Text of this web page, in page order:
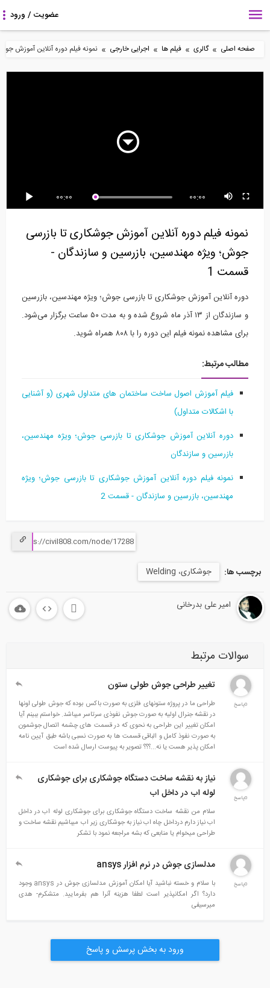
صفحه اصلی » گالری » فیلم ها » اجرایی خارجی » نمونه فیلم دوره آنلاين آموزش
نمونه فیلم دوره آنلاين
آموزش جوشکاری تا...
1:42
15:11
چینی با مصالح...
2:21
00:00 00:00
نمونه فیلم دوره آنلاين آموزش جوشکاری تا بازرسی
جوش؛ ویژه مهندسین، بازرسین و سازندگان -
قسمت 1
دوره آنلاين آموزش جوشکاری تا بازرسی جوش؛ ویژه مهندسین، بازرسین
و سازندگان از ۱۳ آذر ماه شروع شده و به مدت ۵۰ ساعت برگزار می‌شود.
برای مشاهده نمونه فیلم این دوره را با ۸۰۸ همراه شوید.
مطالب مرتبط:
فیلم آموزش اصول ساخت ساختمان های متداول شهری (و آشنایی
با اشکالات متداول)
دوره آنلاين آموزش جوشکاری تا بازرسی جوش؛ ویژه مهندسین،
بازرسین و سازندگان
نمونه فیلم دوره آنلاين آموزش جوشکاری تا بازرسی جوش؛ ویژه
مهندسین، بازرسین و سازندگان - قسمت 2
برچسب ها: جوشکاری، Welding
امیر علی بدرخانی
سوالات مرتبط
تغییر طراحی جوش طولی ستون
طراحی ما در پروژه ستونهای فلزی به صورت باکس بوده که جوش طولی اونها
در نقشه جنرال اولیه به صورت جوش نفوذی سرتاسر میباشد. خواستم ببینم آیا
امکان تغییر این طراحی به نحوی که در قسمت های چشمه اتصال جوشمون
به صورت نفوذ کامل و الباقی قسمت ها به صورت نسبی باشه طبق آیین نامه
امکان پذیر هست یا نه...؟؟؟ تصویر به پیوست ارسال شده است
نیاز به نقشه ساخت دستگاه جوشکاری برای جوشکاری
لوله اب در داخل اب
سلام من نقشه ساخت دستگاه جوشکاری برای جوشکاری لوله اب در داخل
اب نیاز دارم درداخل چاه اب نیاز به جوشکاری زیر اب میباشیم نقشه ساخت و
طراحی میخوام یا منابعی که بشه مراجعه نمود با تشکر
مدلسازی جوش در نرم افزار ansys
با سلام و خسته نباشید آیا امکان آموزش مدلسازی جوش در ansys وجود
دارد؟ اگر امکانپذیر است لطفا هزینه آنرا هم بفرمایید. متشکرم- هدی
میرسیفی
ورود به بخش پرسش و پاسخ